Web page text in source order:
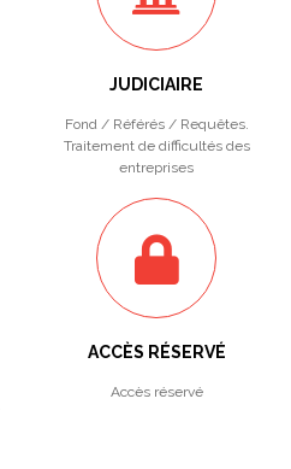
JUDICIAIRE
Fond / Référés / Requêtes.
Traitement de difficultés des
entreprises
ACCÈS RÉSERVÉ
Accès réservé